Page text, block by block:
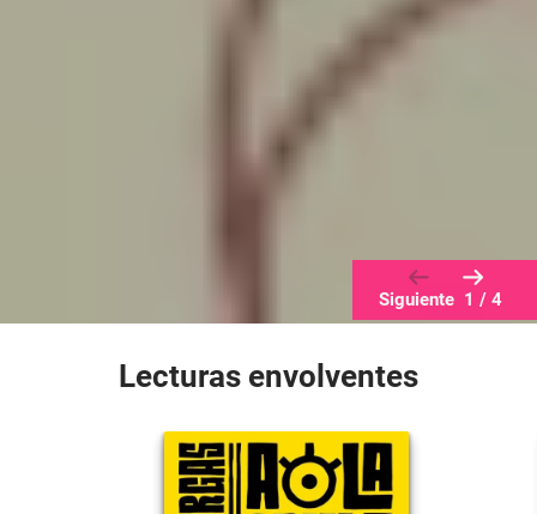
Siguiente 1 / 4
Lecturas envolventes